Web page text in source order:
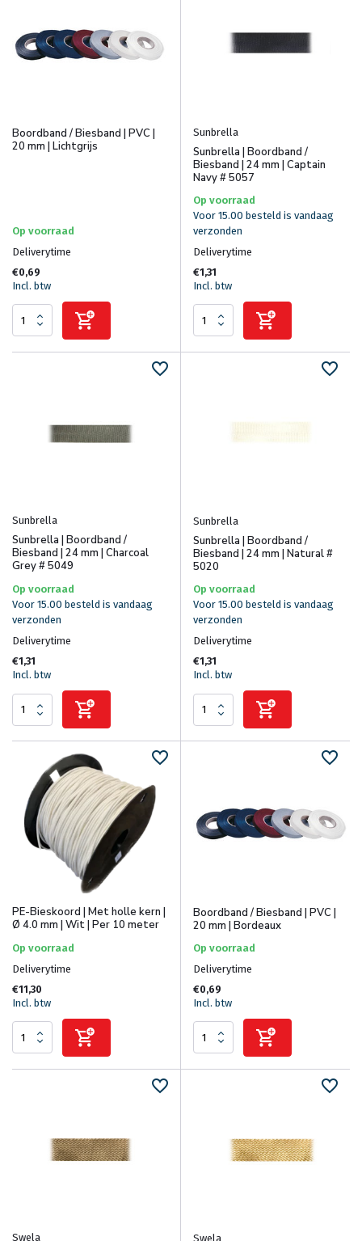
Boordband / Biesband | PVC |
20 mm | Lichtgrijs
Op voorraad
Deliverytime
€0,69
Incl. btw
Sunbrella
Sunbrella | Boordband /
Biesband | 24 mm | Captain
Navy # 5057
Op voorraad
Voor 15.00 besteld is vandaag
verzonden
Deliverytime
€1,31
Incl. btw
Sunbrella
Sunbrella | Boordband /
Biesband | 24 mm | Charcoal
Grey # 5049
Op voorraad
Voor 15.00 besteld is vandaag
verzonden
Deliverytime
€1,31
Incl. btw
Sunbrella
Sunbrella | Boordband /
Biesband | 24 mm | Natural #
5020
Op voorraad
Voor 15.00 besteld is vandaag
verzonden
Deliverytime
€1,31
Incl. btw
PE-Bieskoord | Met holle kern |
Ø 4.0 mm | Wit | Per 10 meter
Op voorraad
Deliverytime
€11,30
Incl. btw
Boordband / Biesband | PVC |
20 mm | Bordeaux
Op voorraad
Deliverytime
€0,69
Incl. btw
Swela Swela